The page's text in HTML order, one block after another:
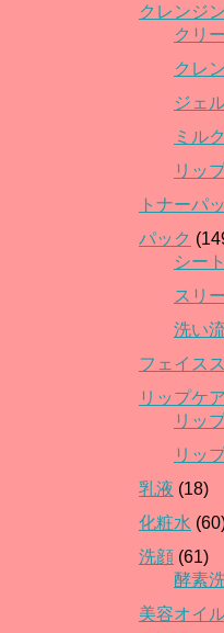
クレンジ
クリ
クレ
ジェ
ミル
リッ
トナーパ
パック
シー
スリ
洗い
フェイス
リップケア
リッ
リッ
乳液 (18)
化粧水
洗顔 (61)
酵素
美容オイ